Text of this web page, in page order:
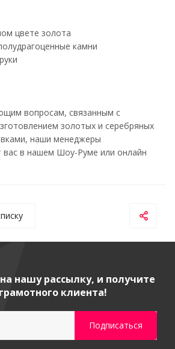
цвете золота
камни
вопросам, связанным с
золотых и серебряных
наши менеджеры
вас в нашем Шоу-Руме или онлайн
нашу рассылку, и получите
клиента!